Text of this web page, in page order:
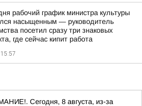
рабочий график министра культуры
насыщенным — руководитель
посетил сразу три знаковых
где сейчас кипит работа
15:57
Сегодня, 8 августа, из-за